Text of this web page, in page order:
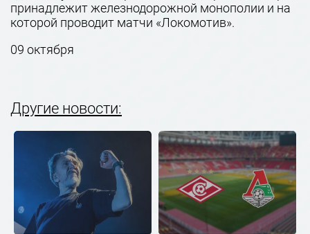
принадлежит железнодорожной монополии и на
которой проводит матчи «Локомотив».
09 октября
Другие новости: